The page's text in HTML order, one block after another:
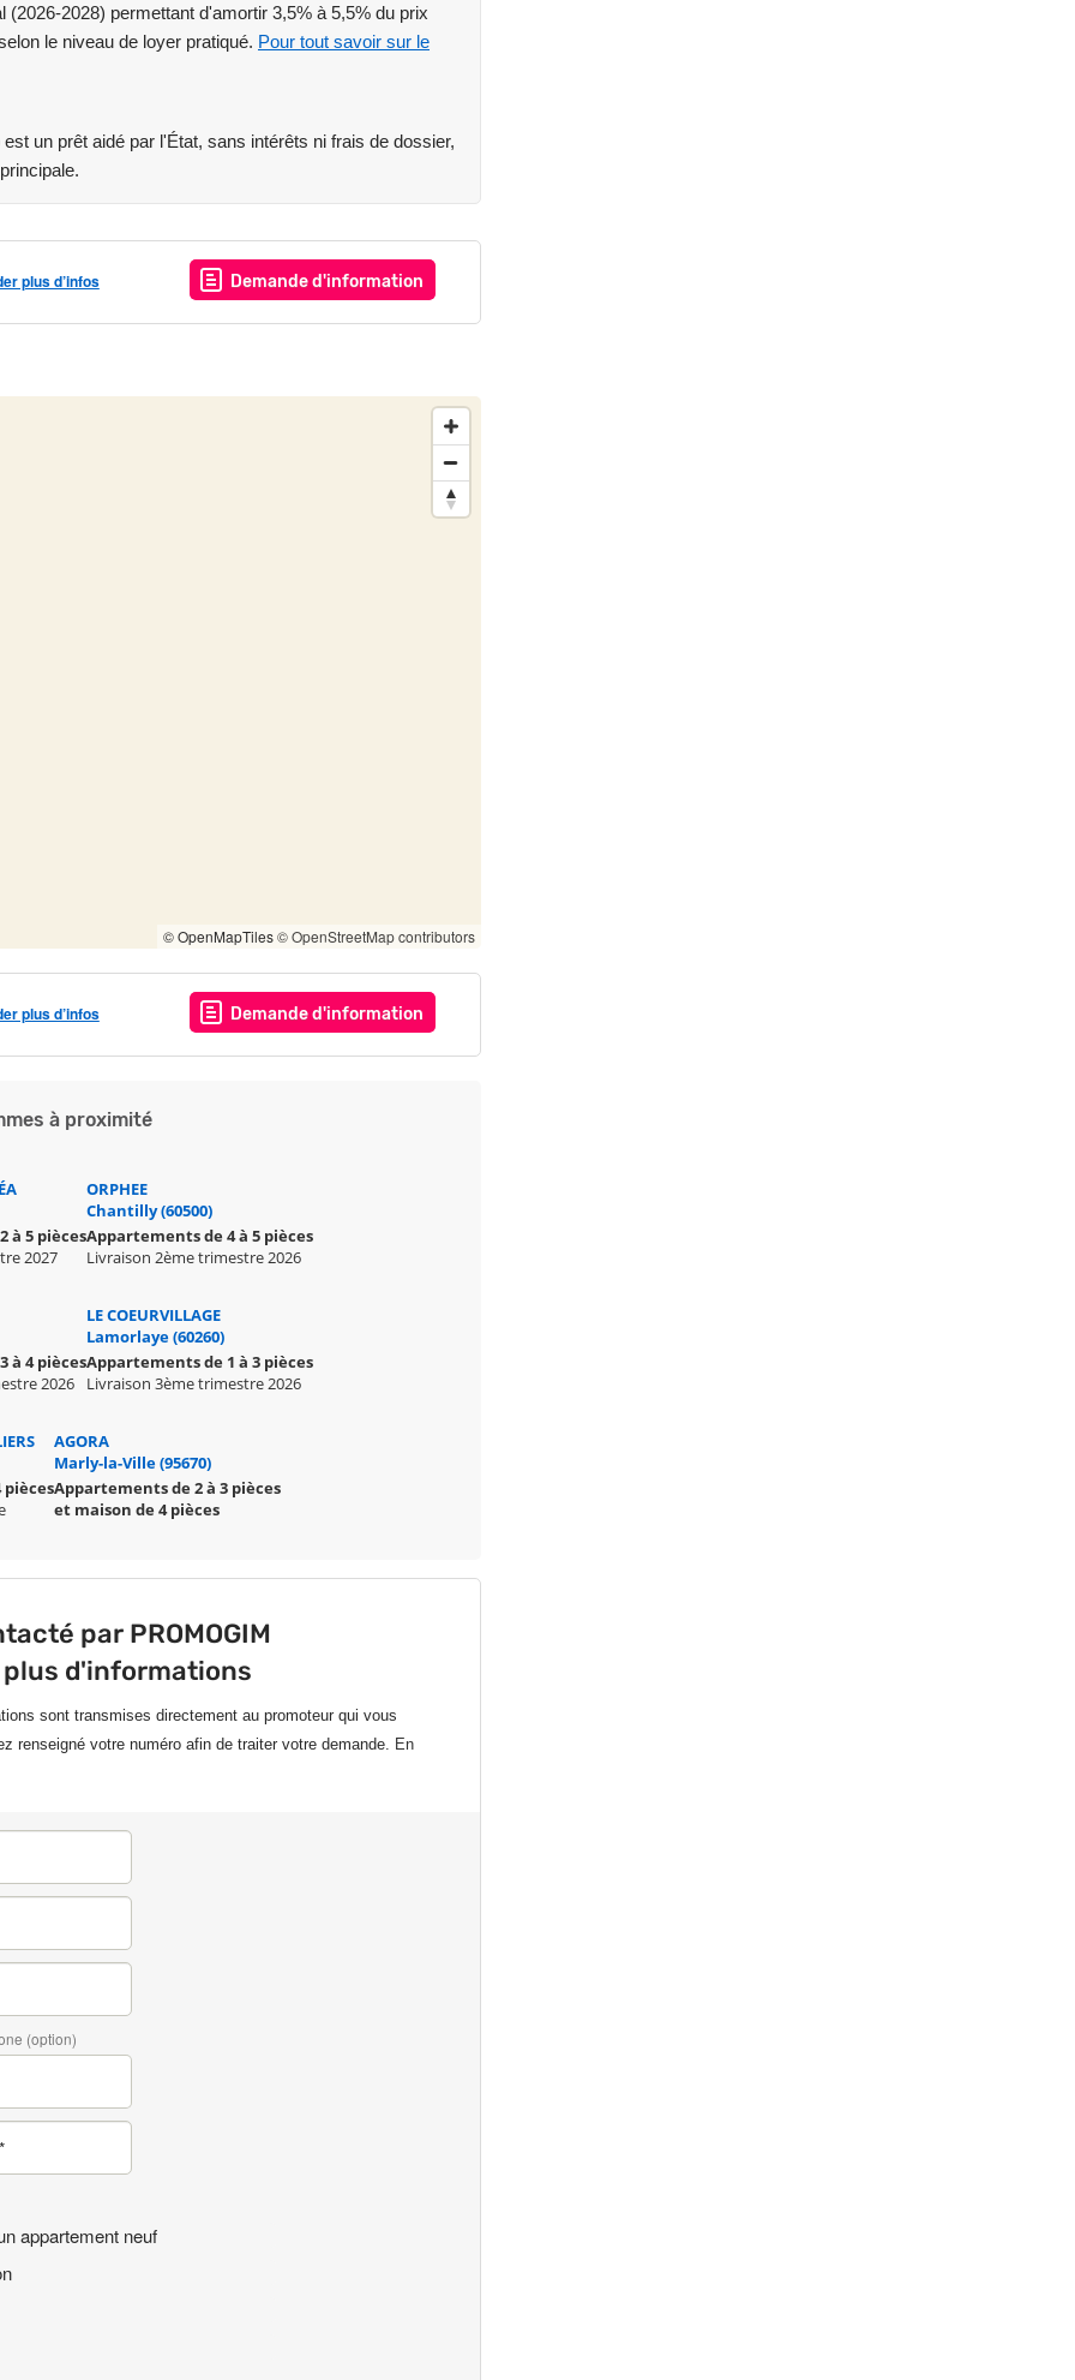
voiture.
Maps.
2028) permettant d'amortir 3,5% à 5,5% du prix
le niveau de loyer pratiqué. Pour tout savoir sur le
un prêt aidé par l'État, sans intérêts ni frais de dossier,
plus d’infos Demande d'information
© OpenMapTiles© OpenStreetMap contributors
plus d’infos Demande d'information
à proximité
à 5 pièces
2027
ORPHEE
Chantilly (60500)
Appartements de 4 à 5 pièces
Livraison 2ème trimestre 2026
à 4 pièces
2026
LE COEURVILLAGE
Lamorlaye (60260)
Appartements de 1 à 3 pièces
Livraison 3ème trimestre 2026
AGORA
Marly-la-Ville (95670)
Appartements de 2 à 3 pièces
et maison de 4 pièces
par PROMOGIM
d'informations
sont transmises directement au promoteur qui vous
renseigné votre numéro afin de traiter votre demande. En
(option)
appartement neuf